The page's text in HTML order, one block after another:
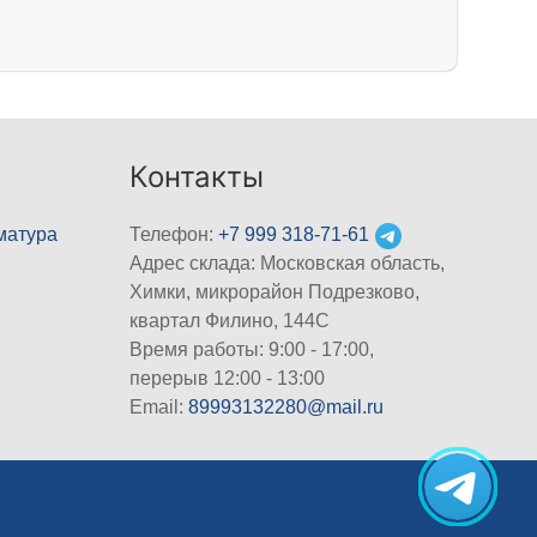
Контакты
Телефон:+7 999 318-71-61
Адрес склада: Московская область,
Химки, микрорайон Подрезково,
квартал Филино, 144С
Время работы: 9:00 - 17:00,
перерыв 12:00 - 13:00
Email:89993132280@mail.ru